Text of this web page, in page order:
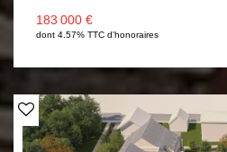
183 000 €
dont 4.57% TTC d'honoraires